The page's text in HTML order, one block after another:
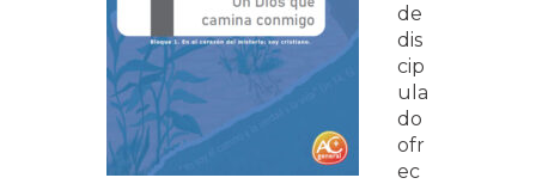
de
dis
cip
ula
do
ofr
ec